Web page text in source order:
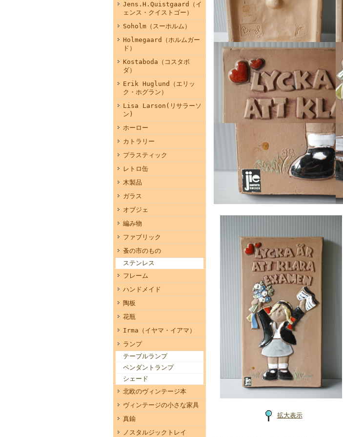
Jens.H.Quistgaard（イ
ェンス・クイストゴー）
Soholm（スーホルム）
Holmegaard（ホルムガー
ド）
Kostaboda（コスタボ
ダ）
Erik Huglund（エリッ
ク・ホグラン）
Lisa Larson(リサラーソ
ン)
ホーロー
カトラリー
プラスティック
レトロ缶
木製品
ガラス
オブジェ
編み物
ファブリック
蚤の市のもの
ステンレス
フレーム
ハンドメイド
陶板
花瓶
Irma（イヤマ・イアマ）
ランプ
テーブルランプ
ペンダントランプ
シェード
北欧のヴィンテージ本
ヴィンテージの小さな家具
真鍮
ノスタルジックトレイ
拡大表示